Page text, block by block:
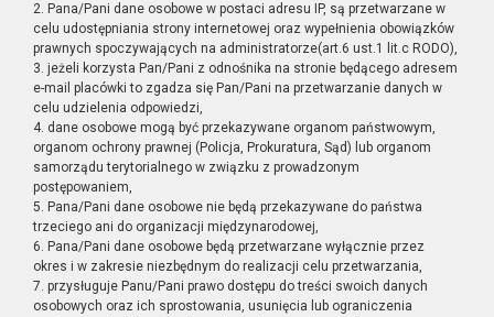
2. Pana/Pani dane osobowe w postaci adresu IP, są przetwarzane w
celu udostępniania strony internetowej oraz wypełnienia obowiązków
prawnych spoczywających na administratorze(art.6 ust.1 lit.c RODO),
3. jeżeli korzysta Pan/Pani z odnośnika na stronie będącego adresem
e-mail placówki to zgadza się Pan/Pani na przetwarzanie danych w
celu udzielenia odpowiedzi,
4. dane osobowe mogą być przekazywane organom państwowym,
organom ochrony prawnej (Policja, Prokuratura, Sąd) lub organom
samorządu terytorialnego w związku z prowadzonym
postępowaniem,
5. Pana/Pani dane osobowe nie będą przekazywane do państwa
trzeciego ani do organizacji międzynarodowej,
6. Pana/Pani dane osobowe będą przetwarzane wyłącznie przez
okres i w zakresie niezbędnym do realizacji celu przetwarzania,
7. przysługuje Panu/Pani prawo dostępu do treści swoich danych
osobowych oraz ich sprostowania, usunięcia lub ograniczenia